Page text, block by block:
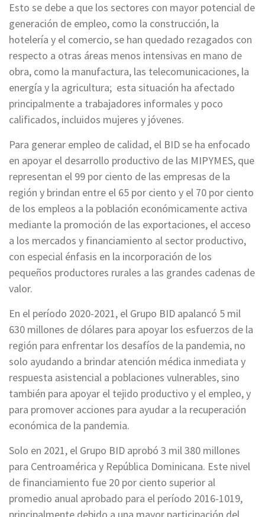
Esto se debe a que los sectores con mayor potencial de
generación de empleo, como la construcción, la
hotelería y el comercio, se han quedado rezagados con
respecto a otras áreas menos intensivas en mano de
obra, como la manufactura, las telecomunicaciones, la
energía y la agricultura; esta situación ha afectado
principalmente a trabajadores informales y poco
calificados, incluidos mujeres y jóvenes.
Para generar empleo de calidad, el BID se ha enfocado
en apoyar el desarrollo productivo de las MIPYMES, que
representan el 99 por ciento de las empresas de la
región y brindan entre el 65 por ciento y el 70 por ciento
de los empleos a la población económicamente activa
mediante la promoción de las exportaciones, el acceso
a los mercados y financiamiento al sector productivo,
con especial énfasis en la incorporación de los
pequeños productores rurales a las grandes cadenas de
valor.
En el período 2020-2021, el Grupo BID apalancó 5 mil
630 millones de dólares para apoyar los esfuerzos de la
región para enfrentar los desafíos de la pandemia, no
solo ayudando a brindar atención médica inmediata y
respuesta asistencial a poblaciones vulnerables, sino
también para apoyar el tejido productivo y el empleo, y
para promover acciones para ayudar a la recuperación
económica de la pandemia.
Solo en 2021, el Grupo BID aprobó 3 mil 380 millones
para Centroamérica y República Dominicana. Este nivel
de financiamiento fue 20 por ciento superior al
promedio anual aprobado para el período 2016-1019,